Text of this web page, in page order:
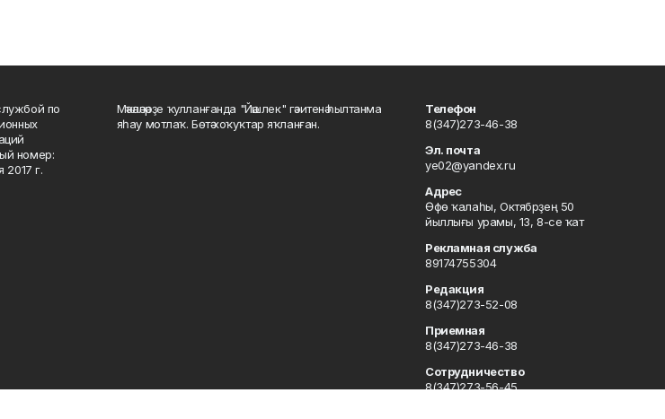
по
номер:
г.
Мәҡәләләрҙе ҡулланғанда "Йәшлек" гәзитенә һылтанма
яһау мотлаҡ. Бөтә хоҡуҡтар яҡланған.
Телефон
8(347)273-46-38
Эл. почта
ye02@yandex.ru
Адрес
Өфө ҡалаһы, Октябрҙең 50
йыллығы урамы, 13, 8-се ҡат
Рекламная служба
89174755304
Редакция
8(347)273-52-08
Приемная
8(347)273-46-38
Сотрудничество
8(347)273-56-45